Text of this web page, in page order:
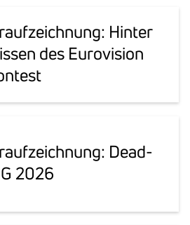
Hinter
des Euro­vi­sion
Dead­
2026